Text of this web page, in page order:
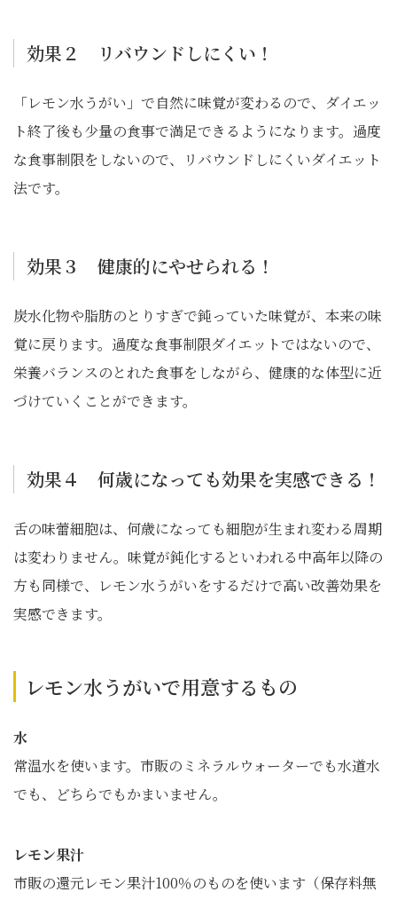
効果２ リバウンドしにくい！
「レモン水うがい」で自然に味覚が変わるので、ダイエッ
ト終了後も少量の食事で満足できるようになります。過度
な食事制限をしないので、リバウンドしにくいダイエット
法です。
効果３ 健康的にやせられる！
炭水化物や脂肪のとりすぎで鈍っていた味覚が、本来の味
覚に戻ります。過度な食事制限ダイエットではないので、
栄養バランスのとれた食事をしながら、健康的な体型に近
づけていくことができます。
効果４ 何歳になっても効果を実感できる！
舌の味蕾細胞は、何歳になっても細胞が生まれ変わる周期
は変わりません。味覚が鈍化するといわれる中高年以降の
方も同様で、レモン水うがいをするだけで高い改善効果を
実感できます。
レモン水うがいで用意するもの
水
常温水を使います。市販のミネラルウォーターでも水道水
でも、どちらでもかまいません。
レモン果汁
市販の還元レモン果汁100％のものを使います（保存料無